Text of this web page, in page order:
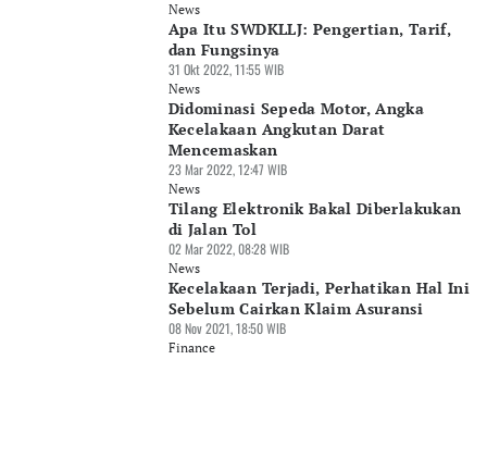
News
Apa Itu SWDKLLJ: Pengertian, Tarif,
dan Fungsinya
31 Okt 2022, 11:55 WIB
News
Didominasi Sepeda Motor, Angka
Kecelakaan Angkutan Darat
Mencemaskan
23 Mar 2022, 12:47 WIB
News
Tilang Elektronik Bakal Diberlakukan
di Jalan Tol
02 Mar 2022, 08:28 WIB
News
Kecelakaan Terjadi, Perhatikan Hal Ini
Sebelum Cairkan Klaim Asuransi
08 Nov 2021, 18:50 WIB
Finance